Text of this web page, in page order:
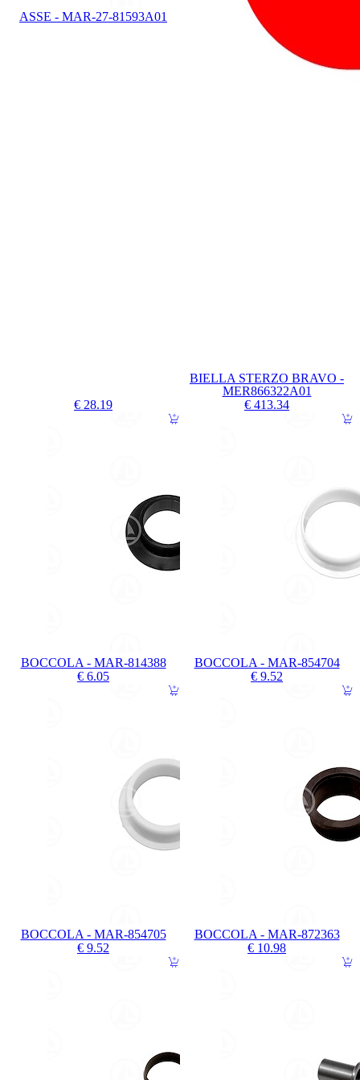
ASSE - MAR-27-81593A01
€ 28.19
BIELLA STERZO BRAVO -
MER866322A01
€ 413.34
BOCCOLA - MAR-814388
€ 6.05
BOCCOLA - MAR-854704
€ 9.52
BOCCOLA - MAR-854705
€ 9.52
BOCCOLA - MAR-872363
€ 10.98